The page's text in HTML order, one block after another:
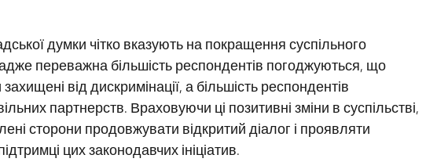
думки чітко вказують на покращення суспільного
переважна більшість респондентів погоджуються, що
від дискримінації, а більшість респондентів
партнерств. Враховуючи ці позитивні зміни в суспільстві,
сторони продовжувати відкритий діалог і проявляти
цих законодавчих ініціатив.